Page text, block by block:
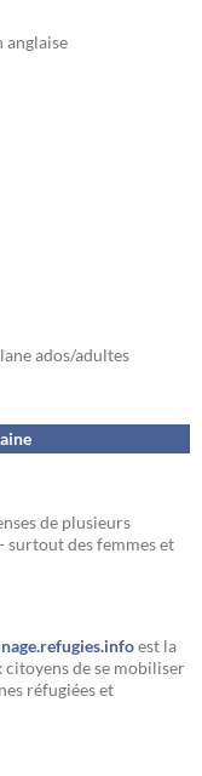
anglaise
ados/adultes
de plusieurs
surtout des femmes et
est la
de se mobiliser
réfugiées et